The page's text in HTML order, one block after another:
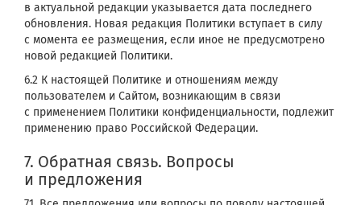
в актуальной редакции указывается дата последнего
обновления. Новая редакция Политики вступает в силу
с момента ее размещения, если иное не предусмотрено
новой редакцией Политики.
6.2 К настоящей Политике и отношениям между
пользователем и Сайтом, возникающим в связи
с применением Политики конфиденциальности, подлежит
применению право Российской Федерации.
7. Обратная связь. Вопросы
и предложения